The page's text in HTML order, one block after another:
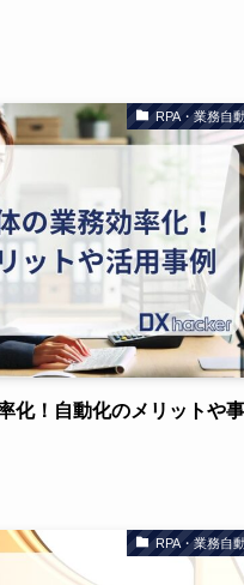
RPA・業務自
化！自動化のメリットや
RPA・業務自